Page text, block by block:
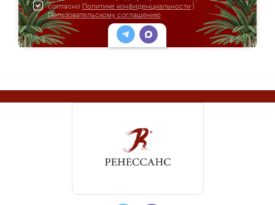
согласно Политике конфиденциальности
Пользовательскому соглашению